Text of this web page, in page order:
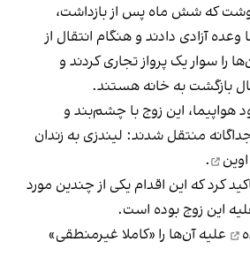
که شش ماه پس از بازداشت،
وعده آزادی دادند و هنگام انتقال از
را سوار یک پرواز تجاری کردند و
بازگشت به خانه هستند.
هواپیما، این زوج با چشم‌بند و
منتقل شدند: لیندزی به زندان
.
کرد که این اقدام یکی از چندین مورد
این زوج بوده است.
علیه آن‌ها را «کاملا غیرمنطقی»